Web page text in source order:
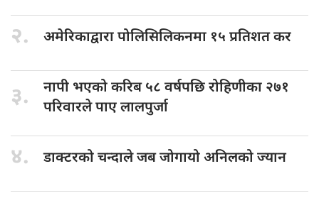
२. अमेरिकाद्वारा पोलिसिलिकनमा १५ प्रतिशत कर
३. नापी भएकोकरिब ५८ वर्षपछि रोहिणीका २७१
परिवारले पाए लालपुर्जा
४. डाक्टरको चन्दालेजब जोगायो अनिलको ज्यान